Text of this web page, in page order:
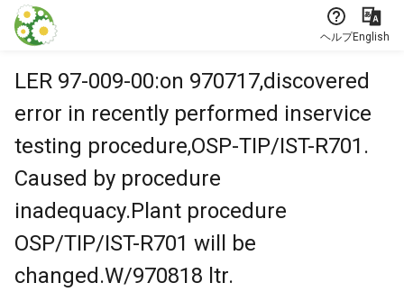
本文に飛ぶ
ヘルプEnglish
LER 97-009-00:on 970717,discovered
error in recently performed inservice
testing procedure,OSP-TIP/IST-R701.
Caused by procedure
inadequacy.Plant procedure
OSP/TIP/IST-R701 will be
changed.W/970818 ltr.